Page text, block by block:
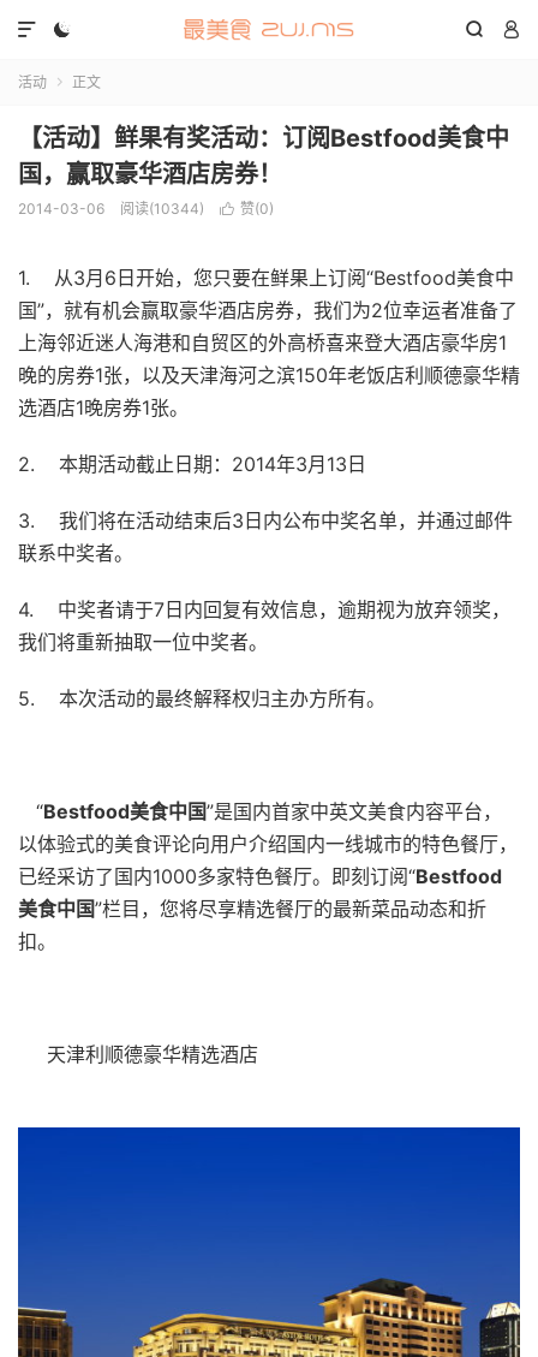
  

活动  正文
【活动】鲜果有奖活动：订阅Bestfood美食中
国，赢取豪华酒店房券！
2014-03-06 阅读(10344)  赞(0)
1. 从3月 6 日开始，您只要在鲜果上订阅“Bestfood美食中
国”，就有机会赢取豪华酒店房券，我们为2位幸运者准备了
上海邻近迷人海港和自贸区的外高桥喜来登大酒店豪华房1
晚的房券1张，以及天津海河之滨150年老饭店利顺德豪华精
选酒店1晚房券1张。
2. 本期活动截止日期： 2014年3月 13 日
3. 我们将在活动结束后3 日内公布中奖名单，并通过邮件
联系中奖者。
4. 中奖者请于7 日内回复有效信息，逾期视为放弃领奖，
我们将重新抽取一位中奖者。
5. 本次活动的最终解释权归主办方所有。
“Bestfood美食中国”是国内首家中英文美食内容平台，
以体验式的美食评论向用户介绍国内一线城市的特色餐厅，
已经采访了国内1000多家特色餐厅。即刻订阅“Bestfood
美食中国”栏目，您将尽享精选餐厅的最新菜品动态和折
扣。
天津利顺德豪华精选酒店